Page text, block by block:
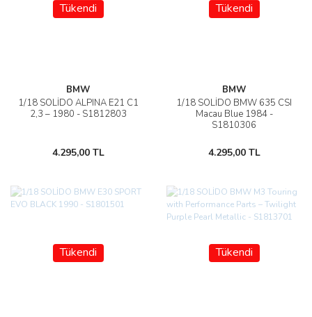
Tükendi
BMW
1/18 SOLİDO ALPINA E21 C1
2,3 – 1980 - S1812803
4.295,00 TL
Tükendi
BMW
1/18 SOLİDO BMW 635 CSI
Macau Blue 1984 -
S1810306
4.295,00 TL
Tükendi Tükendi